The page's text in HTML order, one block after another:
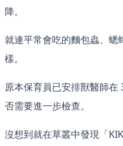
降。
就連平常會吃的麵包蟲、蟋
樣。
原本保育員已安排獸醫師在
否需要進一步檢查。
沒想到就在草叢中發現「